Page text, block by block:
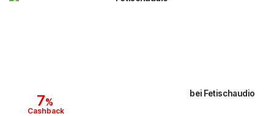
7%
Cashback
bei Fetischaudio